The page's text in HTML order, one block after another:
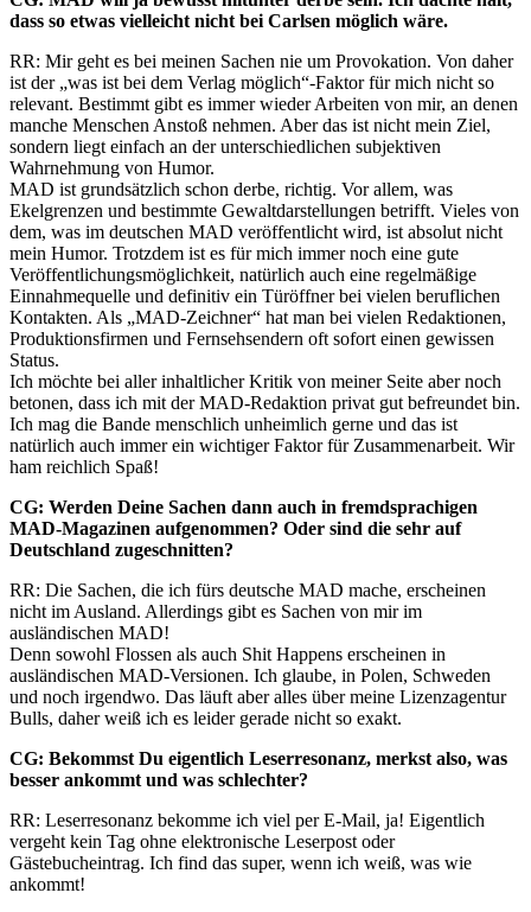
dass so etwas vielleicht nicht bei Carlsen möglich wäre.
RR: Mir geht es bei meinen Sachen nie um Provokation. Von daher
ist der „was ist bei dem Verlag möglich“-Faktor für mich nicht so
relevant. Bestimmt gibt es immer wieder Arbeiten von mir, an denen
manche Menschen Anstoß nehmen. Aber das ist nicht mein Ziel,
sondern liegt einfach an der unterschiedlichen subjektiven
Wahrnehmung von Humor.
MAD ist grundsätzlich schon derbe, richtig. Vor allem, was
Ekelgrenzen und bestimmte Gewaltdarstellungen betrifft. Vieles von
dem, was im deutschen MAD veröffentlicht wird, ist absolut nicht
mein Humor. Trotzdem ist es für mich immer noch eine gute
Veröffentlichungsmöglichkeit, natürlich auch eine regelmäßige
Einnahmequelle und definitiv ein Türöffner bei vielen beruflichen
Kontakten. Als „MAD-Zeichner“ hat man bei vielen Redaktionen,
Produktionsfirmen und Fernsehsendern oft sofort einen gewissen
Status.
Ich möchte bei aller inhaltlicher Kritik von meiner Seite aber noch
betonen, dass ich mit der MAD-Redaktion privat gut befreundet bin.
Ich mag die Bande menschlich unheimlich gerne und das ist
natürlich auch immer ein wichtiger Faktor für Zusammenarbeit. Wir
ham reichlich Spaß!
CG: Werden Deine Sachen dann auch in fremdsprachigen
MAD-Magazinen aufgenommen? Oder sind die sehr auf
Deutschland zugeschnitten?
RR: Die Sachen, die ich fürs deutsche MAD mache, erscheinen
nicht im Ausland. Allerdings gibt es Sachen von mir im
ausländischen MAD!
Denn sowohl Flossen als auch Shit Happens erscheinen in
ausländischen MAD-Versionen. Ich glaube, in Polen, Schweden
und noch irgendwo. Das läuft aber alles über meine Lizenzagentur
Bulls, daher weiß ich es leider gerade nicht so exakt.
CG: Bekommst Du eigentlich Leserresonanz, merkst also, was
besser ankommt und was schlechter?
RR: Leserresonanz bekomme ich viel per E-Mail, ja! Eigentlich
vergeht kein Tag ohne elektronische Leserpost oder
Gästebucheintrag. Ich find das super, wenn ich weiß, was wie
ankommt!